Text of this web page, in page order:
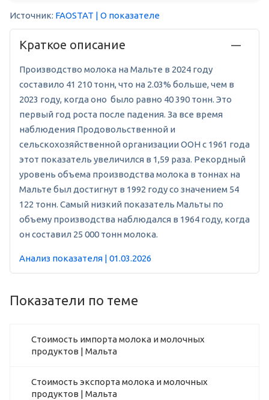
Источник: FAOSTAT | О показателе
Краткое описание
Производство молока на Мальте в 2024 году
составило 41 210 тонн, что на 2.03% больше, чем в
2023 году, когда оно было равно 40 390 тонн. Это
первый год роста после падения. За все время
наблюдения Продовольственной и
сельскохозяйственной организации ООН с 1961 года
этот показатель увеличился в 1,59 раза. Рекордный
уровень объема производства молока в тоннах на
Мальте был достигнут в 1992 году со значением 54
122 тонн. Самый низкий показатель Мальты по
объему производства наблюдался в 1964 году, когда
он составил 25 000 тонн молока.
Анализ показателя | 01.03.2026
Показатели по теме
Стоимость импорта молока и молочных
продуктов | Мальта
Стоимость экспорта молока и молочных
продуктов | Мальта